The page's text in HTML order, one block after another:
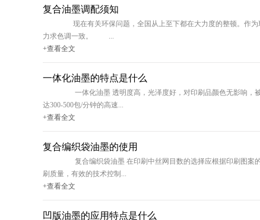
复合油墨调配须知
现在有关环保问题，全国从上至下都在大力度的整顿。作为环
力求色调一致。 ...
+查看全文
一体化油墨的特点是什么
一体化油墨 透明度高，光泽度好，对印刷品颜色无影响，被印
达300-500包/分钟的高速...
+查看全文
复合编织袋油墨的使用
复合编织袋油墨 在印刷中丝网目数的选择应根据印刷图案的精
刷质量，有效的技术控制...
+查看全文
凹版油墨的应用特点是什么